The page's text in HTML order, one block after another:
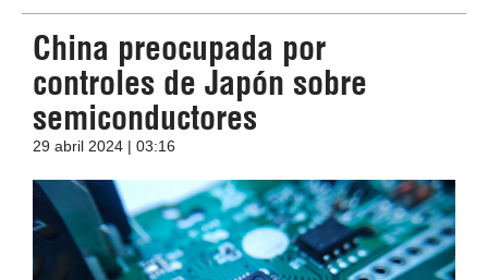
China preocupada por
controles de Japón sobre
semiconductores
29 abril 2024 | 03:16